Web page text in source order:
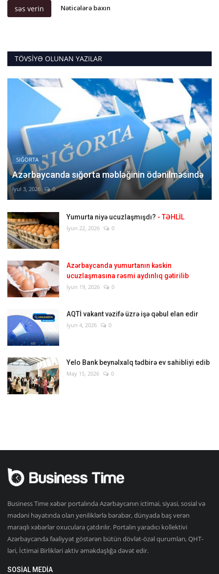
səs verin Nəticələrə baxın
TÖVSIYƏ OLUNAN YAZILAR
SIĞORTA
Azərbaycanda sığorta məbləğinin ödənilməsində
İyul 3, 2026 0
Yumurta niyə ucuzlaşmışdı? - TƏHLİL
İyun 22, 2026 0
Azərbaycanda yumurtanın kəskin
ucuzlaşmasına rəsmi aydınlıq gətirilib
İyun 19, 2026 0
AQTİ vakant vəzifə üzrə işə qəbul elan edir
İyun 4, 2026 0
Yelo Bank beynəlxalq tədbirə ev sahibliyi edib
May 15, 2026 0
Business Time xəbər portalında Azərbaycanın ictimai, siyasi, sosial və
mədəni həyatında olan yeniliklərlə bərabər, dünyada baş verən
maraqlı xəbərlər oxuculara çatdırılır. Portalın yaradıcı kollektivi
Azərbaycanda fəaliyyət göstərən bütün dövlət-özəl qurumları, QHT-
ləri, İctimai Birlikləri aktiv əməkdaşlığa dəvət edir.
SOSIAL MEDIA